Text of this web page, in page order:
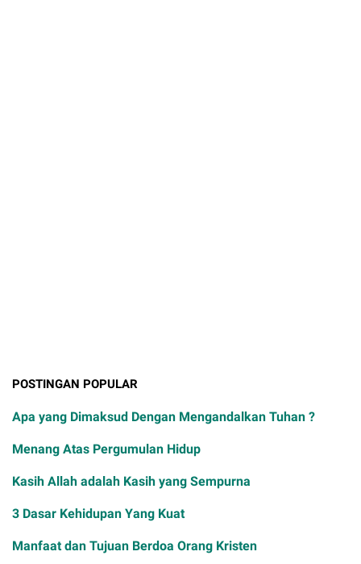
POSTINGAN POPULAR
Apa yang Dimaksud Dengan Mengandalkan Tuhan ?
Menang Atas Pergumulan Hidup
Kasih Allah adalah Kasih yang Sempurna
3 Dasar Kehidupan Yang Kuat
Manfaat dan Tujuan Berdoa Orang Kristen